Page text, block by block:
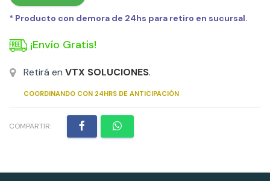
* Producto con demora de 24hs para retiro en sucursal.
¡Envío Gratis!
Retirá en VTX SOLUCIONES.
COORDINANDO CON 24HRS DE ANTICIPACIÓN
COMPARTIR: